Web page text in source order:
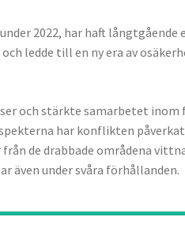
2022, har haft
ledde till en ny era av
och stärkte samarbetet
har konflikten
de drabbade områdena
även under svåra förhållanden.